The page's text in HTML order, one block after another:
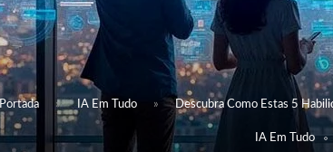
Portada » IA Em Tudo » Descubra Como Estas 5
IA Em Tudo